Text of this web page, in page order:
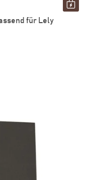
für Lely